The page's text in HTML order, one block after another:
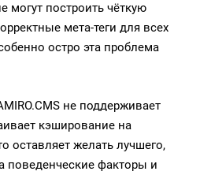
могут построить чёткую
мета-теги для всех
остро эта проблема
не поддерживает
кэширование на
оставляет желать лучшего,
поведенческие факторы и